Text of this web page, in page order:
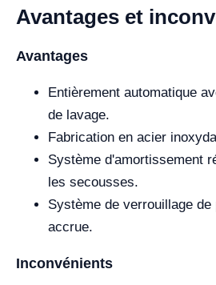
Avantages et
Avantages
Entièrement automatique
de lavage.
Fabrication en acier
Système d'amortissement
les secousses.
Système de verrouillage
accrue.
Inconvénients